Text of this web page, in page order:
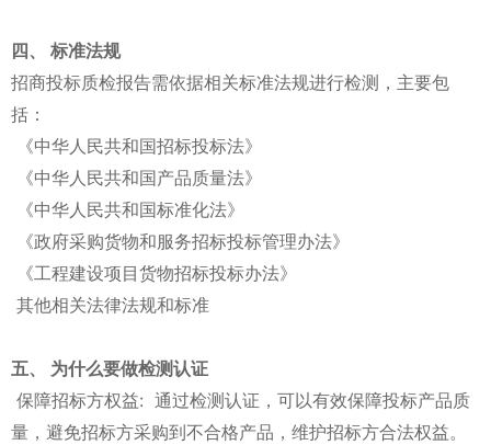
四、 标准法规
招商投标质检报告需依据相关标准法规进行检测，主要包
括：
《中华人民共和国招标投标法》
《中华人民共和国产品质量法》
《中华人民共和国标准化法》
《政府采购货物和服务招标投标管理办法》
《工程建设项目货物招标投标办法》
其他相关法律法规和标准
五、 为什么要做检测认证
保障招标方权益: 通过检测认证，可以有效保障投标产品质
量，避免招标方采购到不合格产品，维护招标方合法权益。